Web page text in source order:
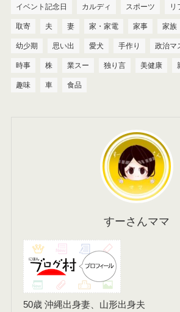
イベント記念日 カルディ スポーツ リ
取寄 夫 妻 家・家電 家事 家族
幼少期 思い出 愛犬 手作り 政治マ
時事 株 業スー 独り言 美健康
趣味 車 食品
すーさんママ
50歳 沖縄出身妻、山形出身夫